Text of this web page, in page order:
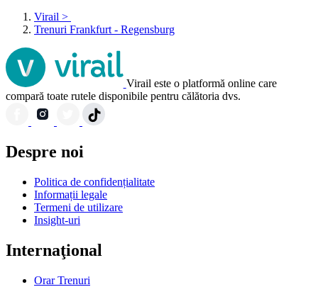
Virail >
Trenuri Frankfurt - Regensburg
Virail este o platformă online care
compară toate rutele disponibile pentru călătoria dvs.
Despre noi
Politica de confidențialitate
Informații legale
Termeni de utilizare
Insight-uri
Internaţional
Orar Trenuri